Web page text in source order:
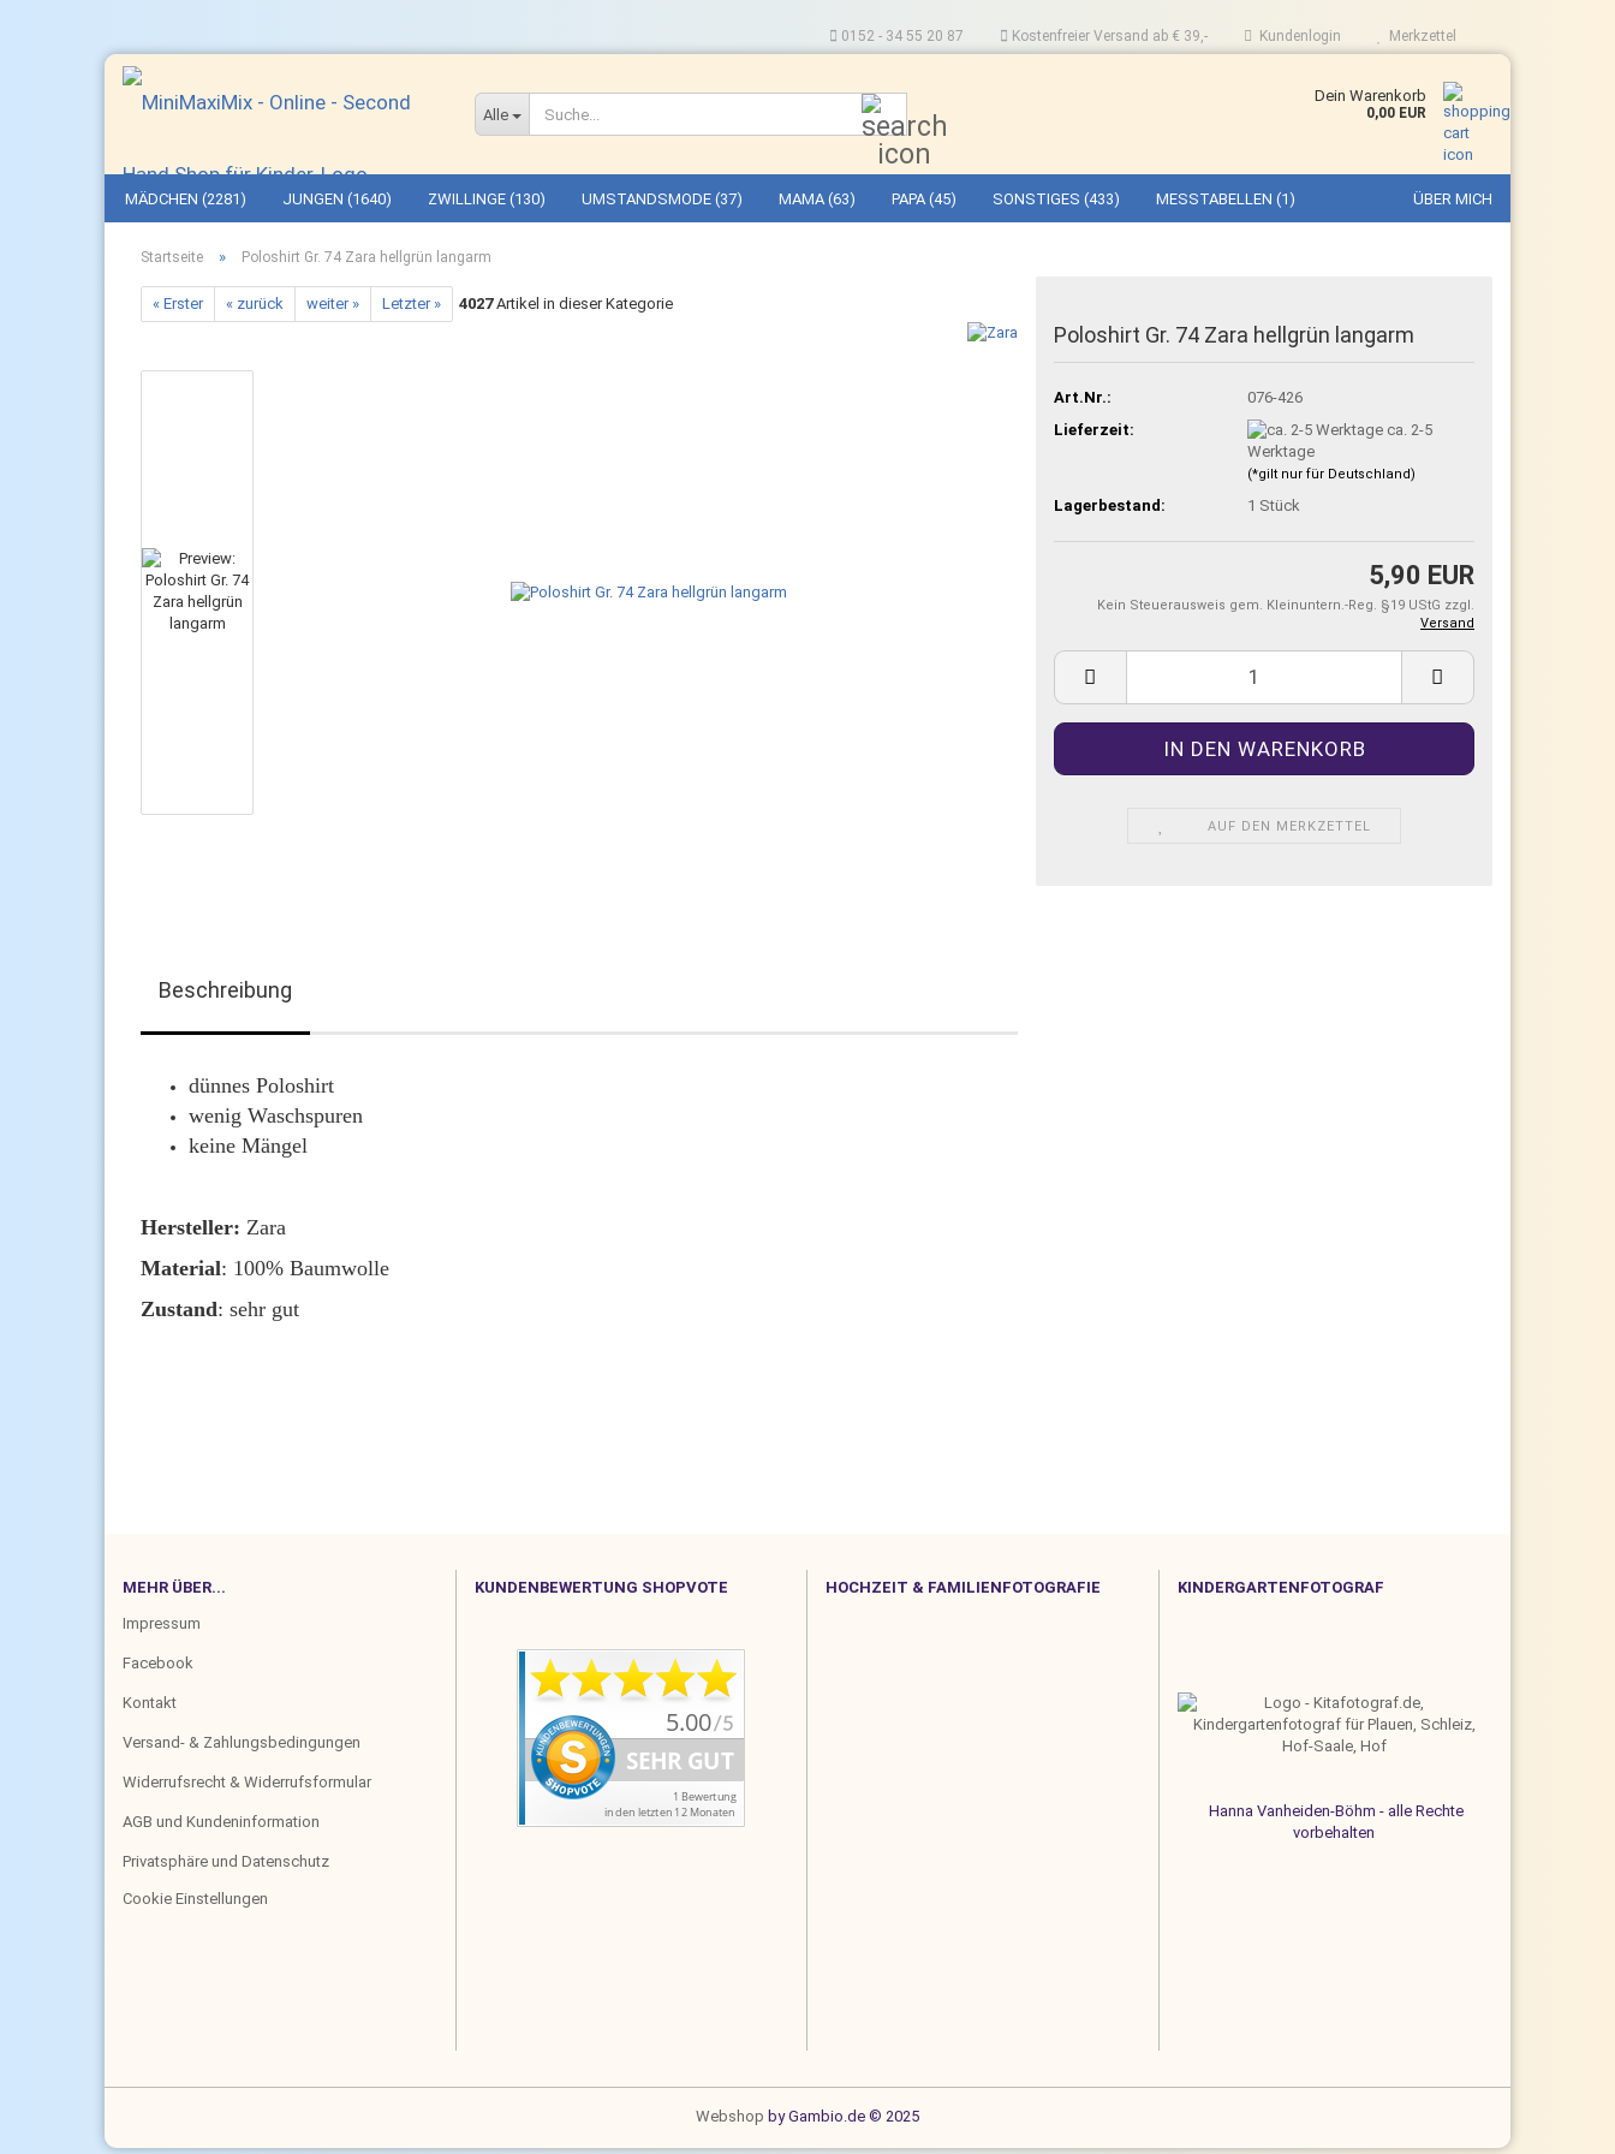
0152 - 34 55 20 87 Kostenfreier Versand ab € 39,- Kundenlogin Merkzettel
Alle
Dein Warenkorb
0,00 EUR
MÄDCHEN (2281) JUNGEN (1640) ZWILLINGE (130) UMSTANDSMODE (37) MAMA (63) PAPA (45) SONSTIGES (433) MESSTABELLEN (1) ÜBER MICH
Startseite » Poloshirt Gr. 74 Zara hellgrün langarm
« Erster « zurück weiter » Letzter » 4027Artikel in dieser Kategorie
Poloshirt Gr. 74 Zara hellgrün langarm
Art.Nr.:
076-426
Lieferzeit:
ca. 2-5
Werktage
(*gilt nur für Deutschland)
Lagerbestand: 1 Stück
5,90 EUR
Kein Steuerausweis gem. Kleinuntern.-Reg. §19 UStG zzgl.
Versand
AUF DEN MERKZETTEL
Beschreibung
dünnes Poloshirt
wenig Waschspuren
keine Mängel
Hersteller: Zara
Material: 100% Baumwolle
Zustand: sehr gut
MEHR ÜBER...
Impressum
Facebook
Kontakt
Versand- & Zahlungsbedingungen
Widerrufsrecht & Widerrufsformular
AGB und Kundeninformation
Privatsphäre und Datenschutz
Cookie Einstellungen
KUNDENBEWERTUNG SHOPVOTE HOCHZEIT & FAMILIENFOTOGRAFIE KINDERGARTENFOTOGRAF
Hanna Vanheiden-Böhm - alle Rechte
vorbehalten
Webshop by Gambio.de © 2025